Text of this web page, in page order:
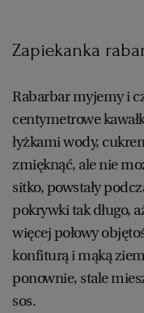
Zapiekanka
Rabarbar myjemy i
centymetrowe
łyżkami wody,
zmięknąć, ale nie
sitko, powstały
pokrywki tak długo,
więcej połowy
konfiturą i mąką
ponownie, stale
sos.